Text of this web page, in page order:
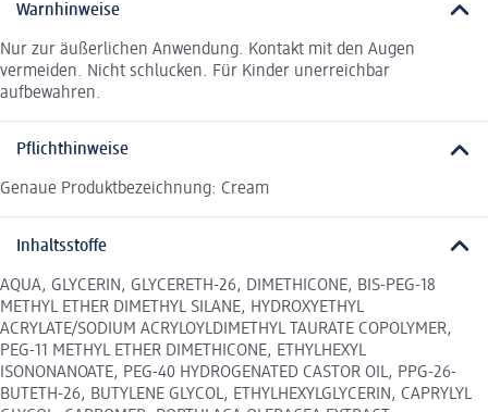
Warnhinweise
Nur zur äußerlichen Anwendung. Kontakt mit den Augen
vermeiden. Nicht schlucken. Für Kinder unerreichbar
aufbewahren.
Pflichthinweise
Genaue Produktbezeichnung: Cream
Inhaltsstoffe
AQUA, GLYCERIN, GLYCERETH-26, DIMETHICONE, BIS-PEG-18
METHYL ETHER DIMETHYL SILANE, HYDROXYETHYL
ACRYLATE/SODIUM ACRYLOYLDIMETHYL TAURATE COPOLYMER,
PEG-11 METHYL ETHER DIMETHICONE, ETHYLHEXYL
ISONONANOATE, PEG-40 HYDROGENATED CASTOR OIL, PPG-26-
BUTETH-26, BUTYLENE GLYCOL, ETHYLHEXYLGLYCERIN, CAPRYLYL